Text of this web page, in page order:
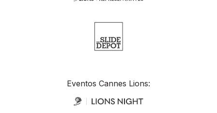
Eventos Cannes Lions: